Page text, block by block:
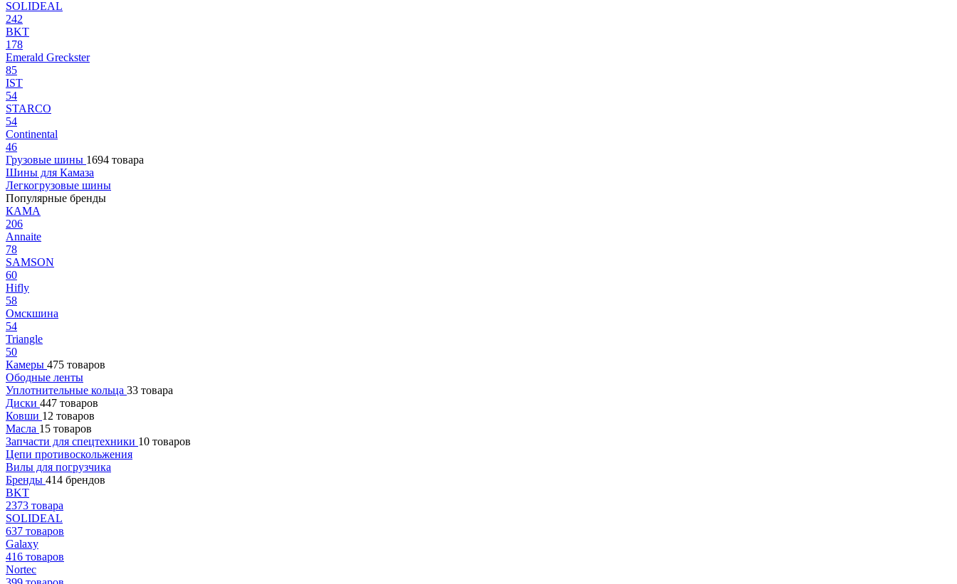
SOLIDEAL
242
BKT
178
Emerald Greckster
85
IST
54
STARCO
54
Continental
46
Грузовые шины 1694 товара
Шины для Камаза
Легкогрузовые шины
Популярные бренды
КАМА
206
Annaite
78
SAMSON
60
Hifly
58
Омскшина
54
Triangle
50
Камеры 475 товаров
Ободные ленты
Уплотнительные кольца 33 товара
Диски 447 товаров
Ковши 12 товаров
Масла 15 товаров
Запчасти для спецтехники 10 товаров
Цепи противоскольжения
Вилы для погрузчика
Бренды 414 брендов
BKT
2373 товара
SOLIDEAL
637 товаров
Galaxy
416 товаров
Nortec